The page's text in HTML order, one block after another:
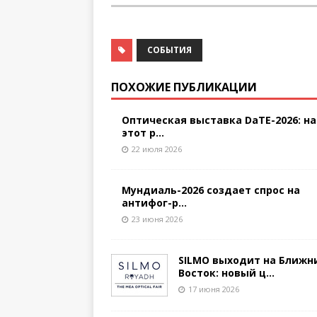
СОБЫТИЯ
ПОХОЖИЕ ПУБЛИКАЦИИ
Оптическая выставка DaTE-2026: на
этот р...
22 июля 2026
Мундиаль-2026 создает спрос на
антифог-р...
23 июня 2026
SILMO выходит на
Восток: новый ц...
17 июня 2026